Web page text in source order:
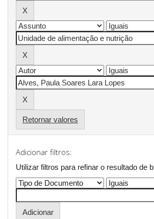
Retornar valores
Adicionar filtros:
Utilizar filtros para refinar o resultado de